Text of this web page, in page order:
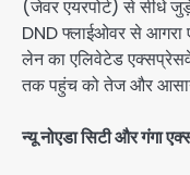
(जेवर एयरपोर्ट) से सीधे
DND फ्लाईओवर से आगरा
लेन का एलिवेटेड एक्सप्रेसवे
तक पहुंच को तेज और
न्यू नोएडा सिटी और गंगा